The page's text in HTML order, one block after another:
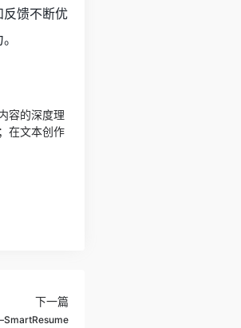
馈不断优
容的深度理
在文本创作
下一篇